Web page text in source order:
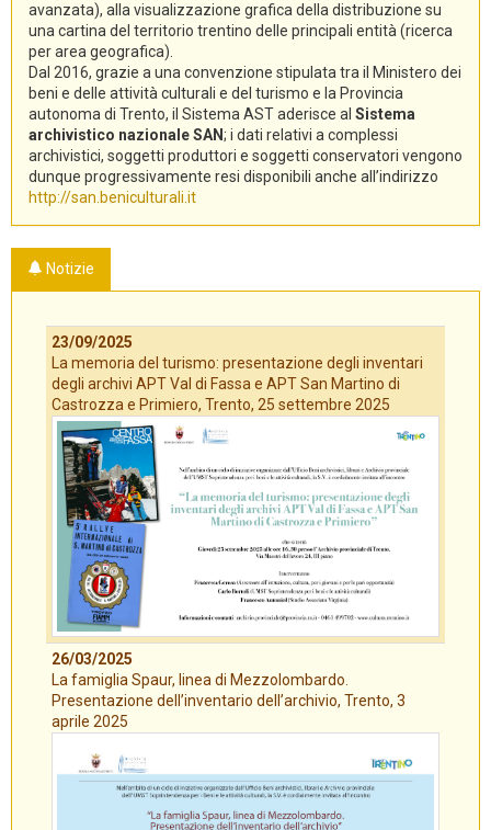
avanzata), alla visualizzazione grafica della distribuzione su
una cartina del territorio trentino delle principali entità (ricerca
per area geografica).
Dal 2016, grazie a una convenzione stipulata tra il Ministero dei
beni e delle attività culturali e del turismo e la Provincia
autonoma di Trento, il Sistema AST aderisce al Sistema
archivistico nazionale SAN; i dati relativi a complessi
archivistici, soggetti produttori e soggetti conservatori vengono
dunque progressivamente resi disponibili anche all’indirizzo
http://san.beniculturali.it
Notizie
23/09/2025
La memoria del turismo: presentazione degli inventari
degli archivi APT Val di Fassa e APT San Martino di
Castrozza e Primiero, Trento, 25 settembre 2025
26/03/2025
La famiglia Spaur, linea di Mezzolombardo.
Presentazione dell’inventario dell’archivio, Trento, 3
aprile 2025